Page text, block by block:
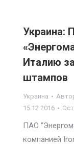
Украина:
Италию
штампов
Украина
15.12.2016
ПАО
компанией